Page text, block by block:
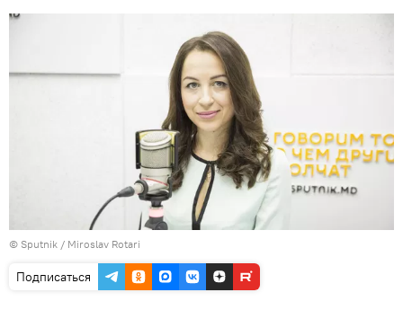
© Sputnik / Miroslav Rotari
Подписаться